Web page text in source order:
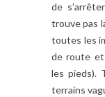
de
trouve pas
toutes les
de route et
les pieds).
terrains